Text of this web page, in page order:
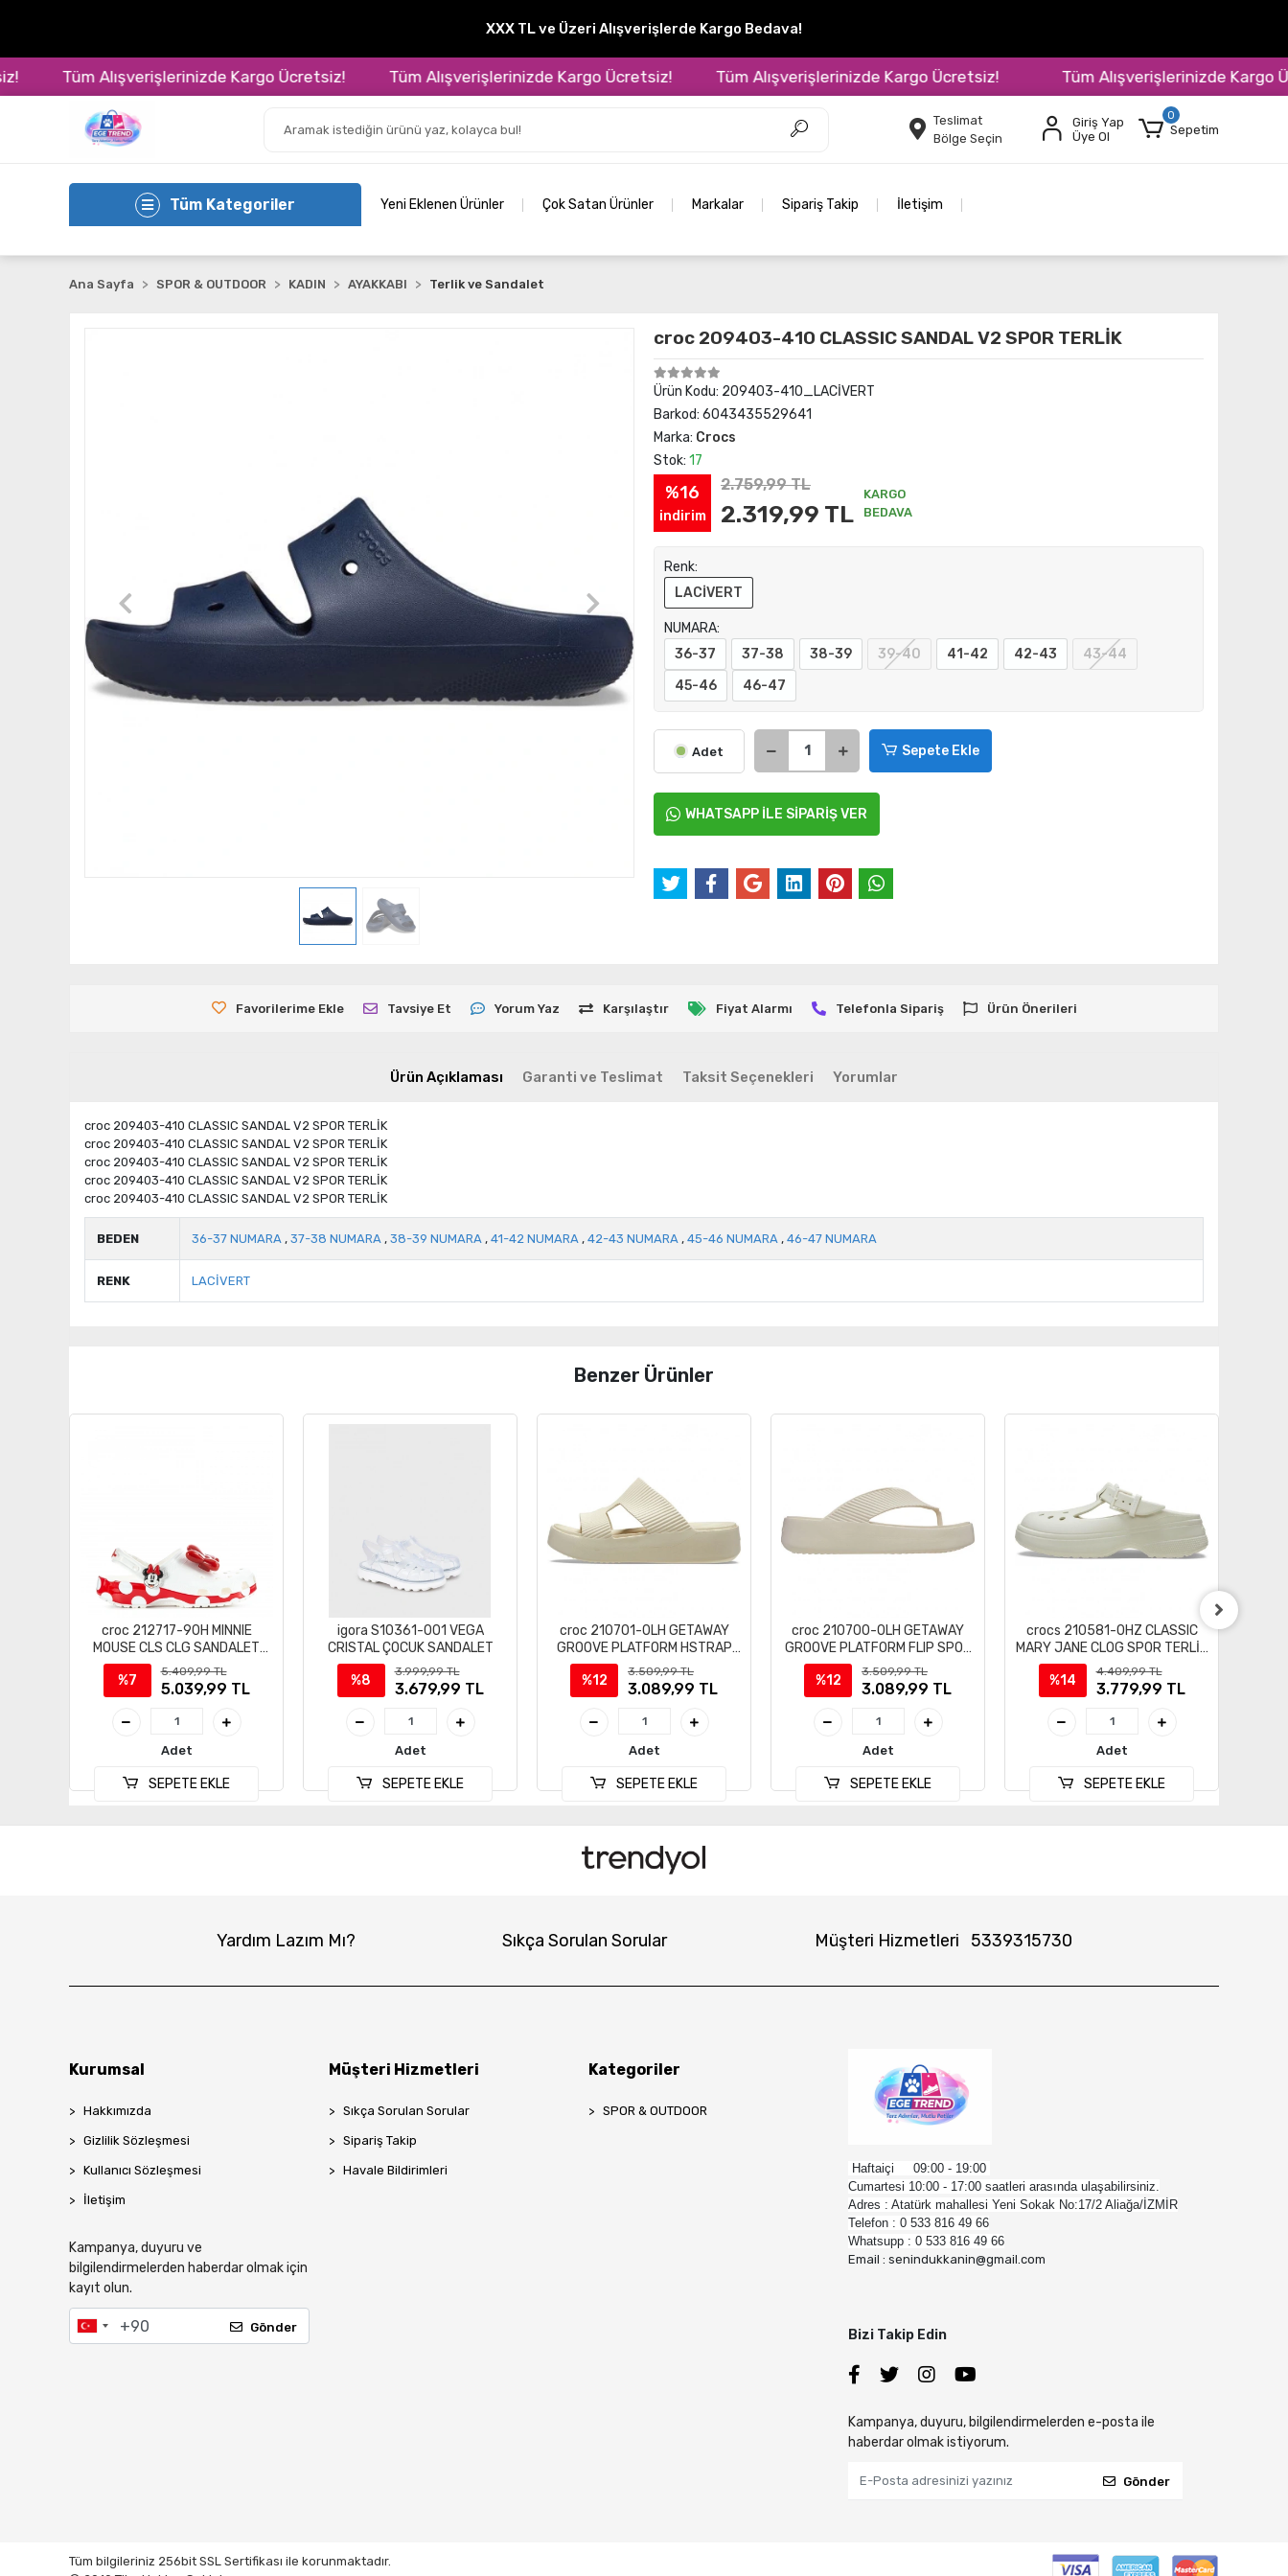
XXX TL ve Üzeri Alışverişlerde Kargo Bedava!
Tüm Alışverişlerinizde Kargo Ücretsiz! Tüm Alışverişlerinizde Kargo Ücretsiz! Tüm Alışverişlerinizde Kargo Ücretsiz! Tüm Alışverişlerinizde Kargo
Teslimat
Bölge Seçin
Giriş Yap
Üye Ol
0
Sepetim
Tüm Kategoriler Yeni Eklenen Ürünler Çok Satan Ürünler Markalar Sipariş Takip İletişim
Ana Sayfa SPOR & OUTDOOR KADIN AYAKKABI Terlik ve Sandalet
croc 209403-410 CLASSIC SANDAL V2 SPOR TERLİK
Ürün Kodu: 209403-410_LACİVERT
Barkod: 6043435529641
Marka: Crocs
Stok: 17
%16
indirim
2.759,99 TL
2.319,99 TL
KARGO
BEDAVA
Renk:
LACİVERT
NUMARA:
36-37
37-38 38-39 39-40 41-42 42-43
43-44
45-46
46-47
Adet Sepete Ekle
WHATSAPP İLE SİPARİŞ VER
Favorilerime Ekle Tavsiye Et Yorum Yaz Karşılaştır Fiyat Alarmı Telefonla Sipariş Ürün Önerileri
Ürün Açıklaması Garanti ve Teslimat Taksit Seçenekleri Yorumlar
croc 209403-410 CLASSIC SANDAL V2 SPOR TERLİK
croc 209403-410 CLASSIC SANDAL V2 SPOR TERLİK
croc 209403-410 CLASSIC SANDAL V2 SPOR TERLİK
croc 209403-410 CLASSIC SANDAL V2 SPOR TERLİK
croc 209403-410 CLASSIC SANDAL V2 SPOR TERLİK
BEDEN 36-37 NUMARA , 37-38 NUMARA , 38-39 NUMARA , 41-42 NUMARA , 42-43 NUMARA , 45-46 NUMARA , 46-47 NUMARA
RENK LACİVERT
Benzer Ürünler
croc 212717-90H MINNIE
MOUSE CLS CLG SANDALET
TERLİK
%7
5.409,99 TL
5.039,99 TL
Adet
SEPETE EKLE
igora S10361-001 VEGA
CRISTAL ÇOCUK SANDALET
%8
3.999,99 TL
3.679,99 TL
Adet
SEPETE EKLE
croc 210701-0LH GETAWAY
GROOVE PLATFORM HSTRAP
SPOR TERLİK SANDALET
%12
3.509,99 TL
3.089,99 TL
Adet
SEPETE EKLE
croc 210700-0LH GETAWAY
GROOVE PLATFORM FLIP SPOR
TERLİK SANDALET
%12
3.509,99 TL
3.089,99 TL
Adet
SEPETE EKLE
crocs 210581-0HZ CLASSIC
MARY JANE CLOG SPOR TERLİK
SANDALET
%14
4.409,99 TL
3.779,99 TL
Adet
SEPETE EKLE
Yardım Lazım Mı? Sıkça Sorulan Sorular Müşteri Hizmetleri 5339315730
Kurumsal
Hakkımızda
Gizlilik Sözleşmesi
Kullanıcı Sözleşmesi
İletişim
Kampanya, duyuru ve
bilgilendirmelerden haberdar olmak için
kayıt olun.
Gönder
Müşteri Hizmetleri
Sıkça Sorulan Sorular
Sipariş Takip
Havale Bildirimleri
Kategoriler
SPOR & OUTDOOR
Haftaiçi 09:00 - 19:00
Cumartesi 10:00 - 17:00 saatleri arasında ulaşabilirsiniz.
Adres : Atatürk mahallesi Yeni Sokak No:17/2 Aliağa/İZMİR
Telefon : 0 533 816 49 66
Whatsupp : 0 533 816 49 66
Email : senindukkanin@gmail.com
Bizi Takip Edin
Kampanya, duyuru, bilgilendirmelerden e-posta ile
haberdar olmak istiyorum.
Gönder
Tüm bilgileriniz 256bit SSL Sertifikası ile korunmaktadır.